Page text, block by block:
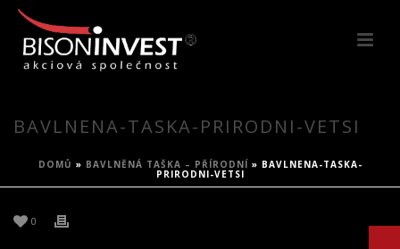
BAVLNENA-TASKA-PRIRODNI-VETSI
DOMŮ » BAVLNĚNÁ TAŠKA – PŘÍRODNÍ » BAVLNENA-TASKA-
PRIRODNI-VETSI
0